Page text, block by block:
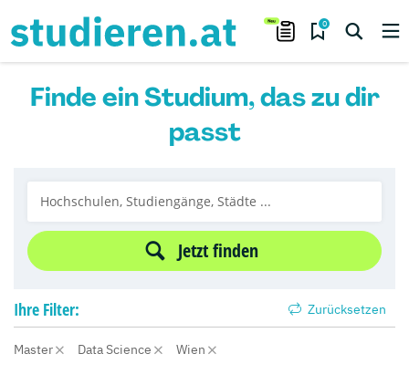
0
Finde ein Studium, das zu dir
passt
Jetzt finden
Ihre Filter: Zurücksetzen
Master Data Science Wien